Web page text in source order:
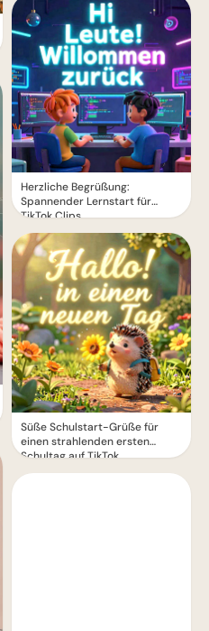
Herzliche Begrüßung:
Spannender Lernstart für
TikTok Clips
Süße Schulstart-Grüße für
einen strahlenden ersten
Schultag auf TikTok